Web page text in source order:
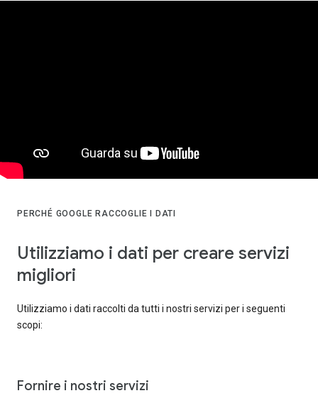
PERCHÉ GOOGLE RACCOGLIE I DATI
Utilizziamo i dati per creare servizi
migliori
Utilizziamo i dati raccolti da tutti i nostri servizi per i seguenti
scopi:
Fornire i nostri servizi